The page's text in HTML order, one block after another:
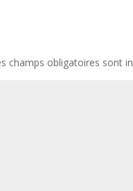
champs obligatoires sont